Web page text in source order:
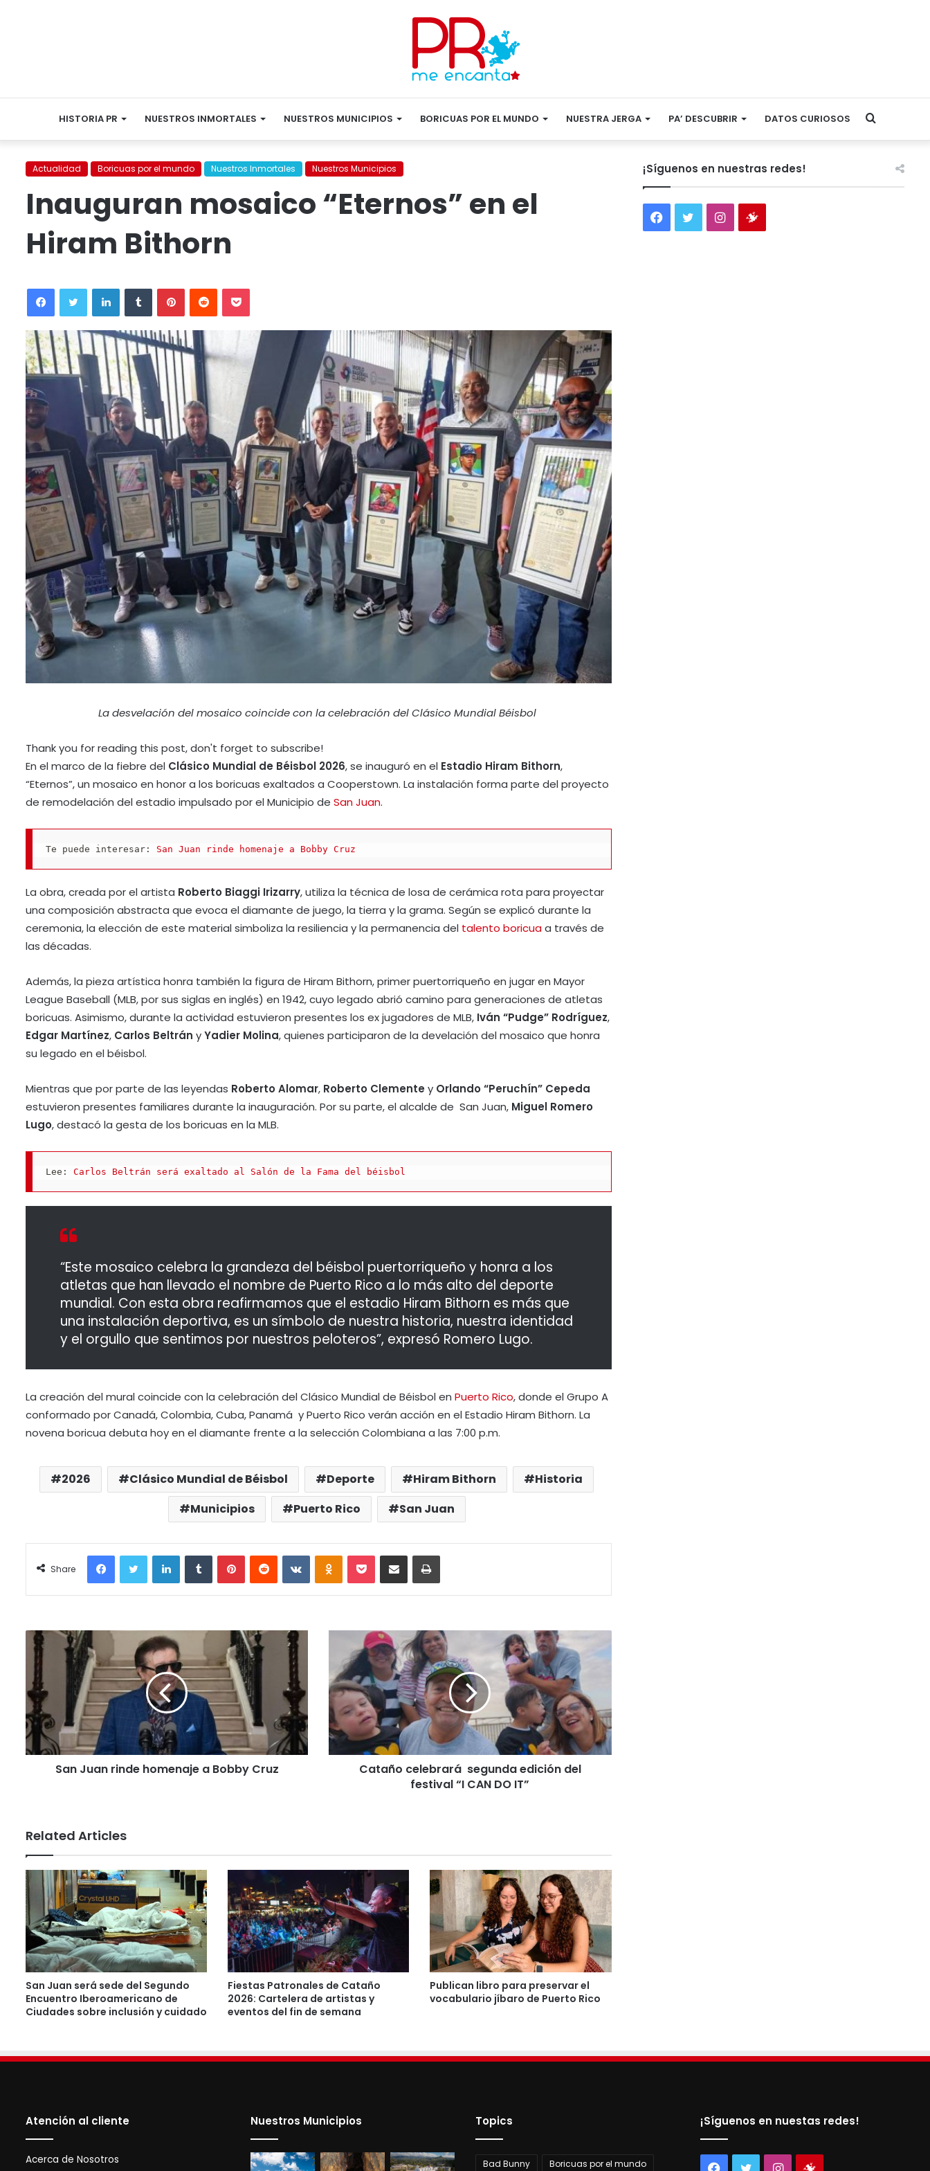
HISTORIA PR NUESTROS INMORTALES NUESTROS MUNICIPIOS BORICUAS POR EL MUNDO NUESTRA JERGA PA’ DESCUBRIR DATOS CURIOSOS Search
Actualidad Boricuas por el mundo Nuestros Inmortales Nuestros Municipios
Inauguran mosaico “Eternos” en el
Hiram Bithorn
FacebookTwitter LinkedInTumblrPinterestReddit Pocket
La desvelación del mosaico coincide con la celebración del Clásico Mundial Béisbol
Thank you for reading this post, don't forget to subscribe!
En el marco de la fiebre del Clásico Mundial de Béisbol 2026, se inauguró en el Estadio Hiram Bithorn,
“Eternos”, un mosaico en honor a los boricuas exaltados a Cooperstown. La instalación forma parte del proyecto
de remodelación del estadio impulsado por el Municipio de San Juan.
Te puede interesar: San Juan rinde homenaje a Bobby Cruz
La obra, creada por el artista Roberto Biaggi Irizarry, utiliza la técnica de losa de cerámica rota para proyectar
una composición abstracta que evoca el diamante de juego, la tierra y la grama. Según se explicó durante la
ceremonia, la elección de este material simboliza la resiliencia y la permanencia del talento boricua a través de
las décadas.
Además, la pieza artística honra también la figura de Hiram Bithorn, primer puertorriqueño en jugar en Mayor
League Baseball (MLB, por sus siglas en inglés) en 1942, cuyo legado abrió camino para generaciones de atletas
boricuas. Asimismo, durante la actividad estuvieron presentes los ex jugadores de MLB, Iván “Pudge” Rodríguez,
Edgar Martínez, Carlos Beltrán yYadier Molina, quienes participaron de la develación del mosaico que honra
su legado en el béisbol.
Mientras que por parte de las leyendas Roberto Alomar, Roberto Clemente y Orlando “Peruchín” Cepeda
estuvieron presentes familiares durante la inauguración. Por su parte, el alcalde de San Juan, Miguel Romero
Lugo, destacó la gesta de los boricuas en la MLB.
Lee: Carlos Beltrán será exaltado al Salón de la Fama del béisbol
“Este mosaico celebra la grandeza del béisbol puertorriqueño y honra a los
atletas que han llevado el nombre de Puerto Rico a lo más alto del deporte
mundial. Con esta obra reafirmamos que el estadio Hiram Bithorn es más que
una instalación deportiva, es un símbolo de nuestra historia, nuestra identidad
y el orgullo que sentimos por nuestros peloteros”, expresó Romero Lugo.
La creación del mural coincide con la celebración del Clásico Mundial de Béisbol en Puerto Rico, donde el Grupo A
conformado por Canadá, Colombia, Cuba, Panamá y Puerto Rico verán acción en el Estadio Hiram Bithorn. La
novena boricua debuta hoy en el diamante frente a la selección Colombiana a las 7:00 p.m.
2026 Clásico Mundial de Béisbol Deporte Hiram Bithorn
Historia
Municipios
Puerto Rico San Juan
Share
FacebookTwitter LinkedInTumblrPinterestReddit VKontakteOdnoklassniki
PocketShare via Email Print
San Juan rinde homenaje a Bobby Cruz
Cataño celebrará segunda edición del
festival “I CAN DO IT”
Related Articles
San Juan será sede del Segundo
Encuentro Iberoamericano de
Ciudades sobre inclusión y cuidado
Fiestas Patronales de Cataño
2026: Cartelera de artistas y
eventos del fin de semana
Publican libro para preservar el
vocabulario jíbaro de Puerto Rico
¡Síguenos en nuestras redes!
Facebook
TwitterInstagram
Atención al cliente
Acerca de Nosotros
Nuestros Municipios Topics
Bad Bunny Boricuas por el mundo
¡Síguenos en nuestas redes!
Facebook
TwitterInstagram